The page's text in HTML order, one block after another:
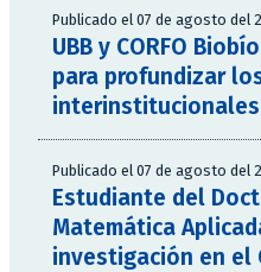
Publicado el 07 de agosto del
UBB y CORFO
para profundizar
interinstitucionales
Publicado el 07 de agosto del
Estudiante del
Matemática
investigación en el